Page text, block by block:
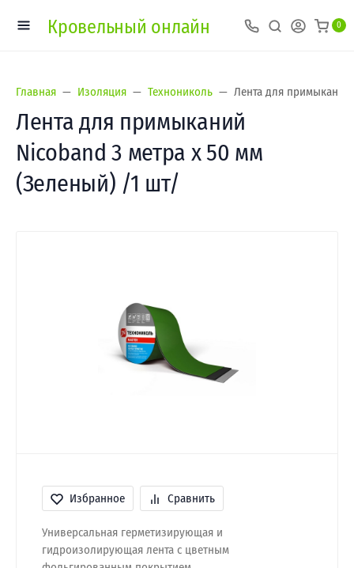
Кровельный онлайн 0
Главная Изоляция Технониколь Лента для
Лента для примыканий
Nicoband 3 метра х 50 мм
(Зеленый) /1 шт/
Избранное Сравнить
Универсальная герметизирующая и
гидроизолирующая лента с цветным